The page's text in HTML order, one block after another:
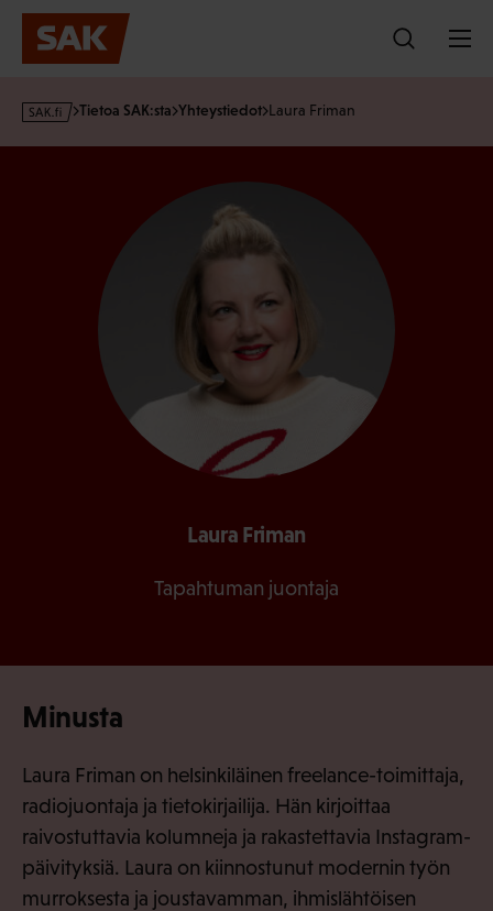
Hyppää
sisältöön
s
Tietoa SAK:sta Yhteystiedot Laura Friman
Laura Friman
Tapahtuman juontaja
Minusta
Laura Friman on helsinkiläinen freelance-toimittaja,
radiojuontaja ja tietokirjailija. Hän kirjoittaa
raivostuttavia kolumneja ja rakastettavia Instagram-
päivityksiä. Laura on kiinnostunut modernin työn
murroksesta ja joustavamman, ihmislähtöisen